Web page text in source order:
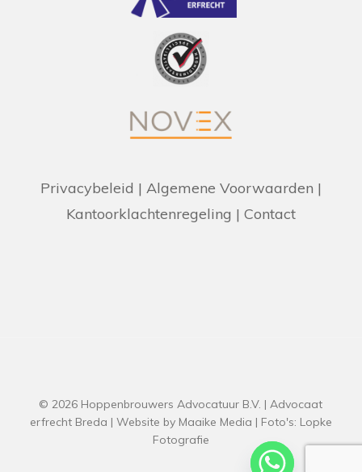
Privacybeleid | Algemene Voorwaarden |
Kantoorklachtenregeling | Contact
© 2026 Hoppenbrouwers Advocatuur B.V. | Advocaat
erfrecht Breda | Website by Maaike Media | Foto's: Lopke
Fotografie